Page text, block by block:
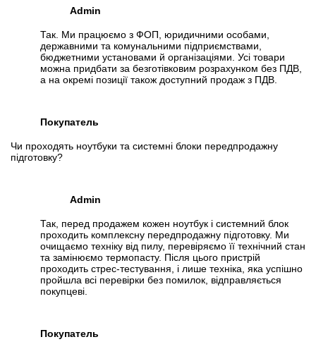
Admin
Так. Ми працюємо з ФОП, юридичними особами,
державними та комунальними підприємствами,
бюджетними установами й організаціями. Усі товари
можна придбати за безготівковим розрахунком без ПДВ,
а на окремі позиції також доступний продаж з ПДВ.
Покупатель
Чи проходять ноутбуки та системні блоки передпродажну
підготовку?
Admin
Так, перед продажем кожен ноутбук і системний блок
проходить комплексну передпродажну підготовку. Ми
очищаємо техніку від пилу, перевіряємо її технічний стан
та замінюємо термопасту. Після цього пристрій
проходить стрес-тестування, і лише техніка, яка успішно
пройшла всі перевірки без помилок, відправляється
покупцеві.
Покупатель